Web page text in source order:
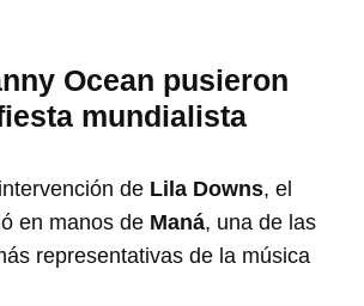
Ocean pusieron
mundialista
de Lila Downs, el
en manos de Maná, una de las
representativas de la música